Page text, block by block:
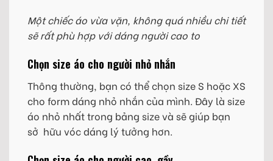
Một chiếc áo vừa vặn, không quá nhiều chi tiết
sẽ rất phù hợp với dáng người cao to
Chọn size áo cho người nhỏ nhắn
Thông thường, bạn có thể chọn size S hoặc XS
cho form dáng nhỏ nhắn của mình. Đây là size
áo nhỏ nhất trong bảng size và sẽ giúp bạn
sở hữu vóc dáng lý tưởng hơn.